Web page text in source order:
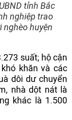
tỉnh Bắc
nghiệp trao
nghèo huyện
suất; hộ cận
khăn và các
dôi dư chuyển
nhà dột nát là
khác là 1.500